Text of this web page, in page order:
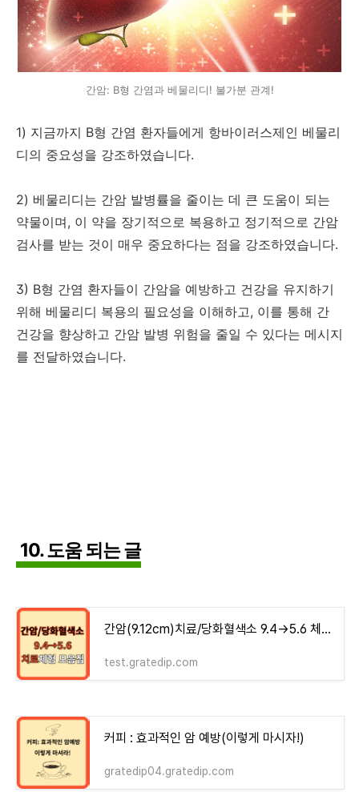
간암: B형 간염과 베물리디! 불가분 관계!
1) 지금까지 B형 간염 환자들에게 항바이러스제인 베물리
디의 중요성을 강조하였습니다.
2) 베물리디는 간암 발병률을 줄이는 데 큰 도움이 되는
약물이며, 이 약을 장기적으로 복용하고 정기적으로 간암
검사를 받는 것이 매우 중요하다는 점을 강조하였습니다.
3) B형 간염 환자들이 간암을 예방하고 건강을 유지하기
위해 베물리디 복용의 필요성을 이해하고, 이를 통해 간
건강을 향상하고 간암 발병 위험을 줄일 수 있다는 메시지
를 전달하였습니다.
10. 도움 되는 글
간암(9.12cm)치료/당화혈색소 9.4→5.6 체험기 모음집 - money-health
test.gratedip.com
커피 : 효과적인 암 예방(이렇게 마시자!)
gratedip04.gratedip.com